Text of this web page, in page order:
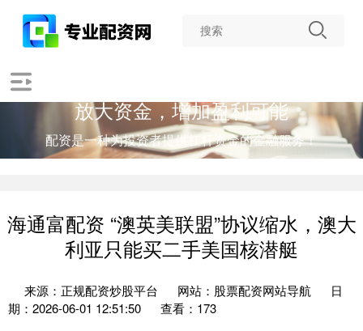
放大资金，增加盈利可能
配资是一种为投资者提供杠杆资金的金融服务！
海通富配资 “澳英美联盟”协议缩水，澳大
利亚只能买二手美国核潜艇
来源：正规配资炒股平台 网站：股票配资网站导航
日
期：2026-06-01 12:51:50
查看：173